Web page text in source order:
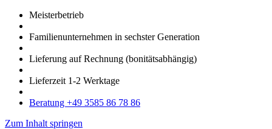
Meister­betrieb
Familien­unter­nehmen in sechster Gene­ration
Lieferung auf Rech­nung (bonitätsabhängig)
Liefer­zeit 1-2 Werk­tage
Bera­tung +49 3585 86 78 86
Zum Inhalt springen